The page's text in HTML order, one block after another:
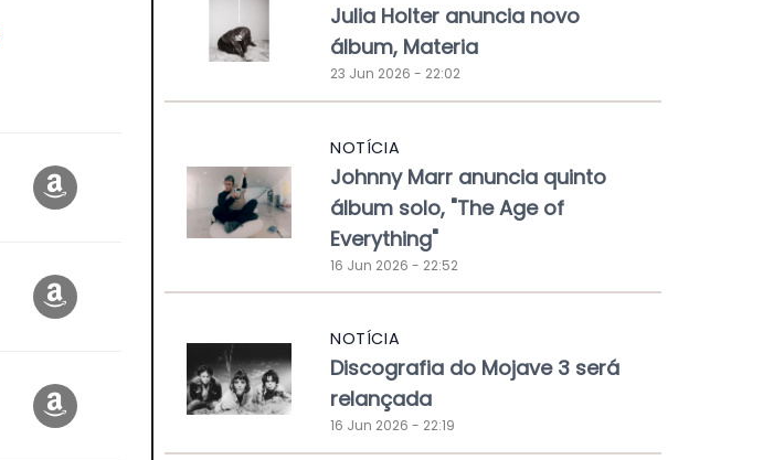
Julia Holter anuncia novo
álbum, Materia
23 Jun 2026 - 22:02
NOTÍCIA
Johnny Marr anuncia quinto
álbum solo, "The Age of
Everything"
16 Jun 2026 - 22:52
NOTÍCIA
Discografia do Mojave 3 será
relançada
16 Jun 2026 - 22:19